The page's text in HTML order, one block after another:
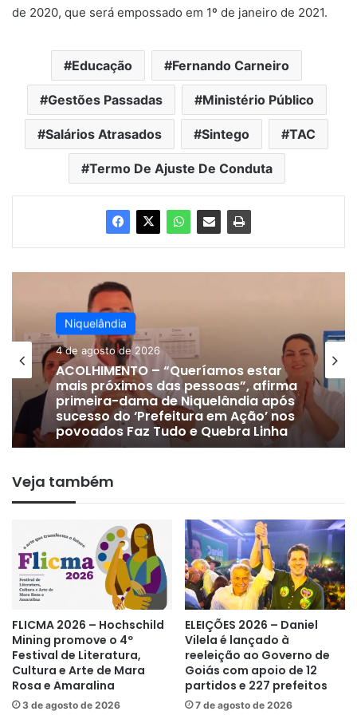
de 2020, que será empossado em 1º de janeiro de 2021.
Educação Fernando Carneiro
Gestões Passadas Ministério Público
Salários Atrasados Sintego TAC
Termo De Ajuste De Conduta
Niquelândia
4 de agosto de 2026
ACOLHIMENTO – “Queríamos estar
mais próximos das pessoas”, afirma
primeira-dama de Niquelândia após
sucesso do ‘Prefeitura em Ação’ nos
povoados Faz Tudo e Quebra Linha
Veja também
FLICMA 2026 – Hochschild
Mining promove o 4º
Festival de Literatura,
Cultura e Arte de Mara
Rosa e Amaralina
3 de agosto de 2026
ELEIÇÕES 2026 – Daniel
Vilela é lançado à
reeleição ao Governo de
Goiás com apoio de 12
partidos e 227 prefeitos
7 de agosto de 2026